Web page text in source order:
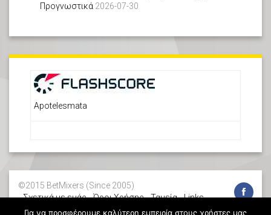
Προγνωστικά 2026-07-30
Apotelesmata
©2015 BetMixers (Since 2005)
Σχετικά με εμάς
Όροι Χρήσης Ταμεία
Links
Στοίχημα – Πάμε στοίχημα – stoixima – stoixhma-
Για να προσφέρουμε καλύτερη εμπειρία στους χρήστες μας